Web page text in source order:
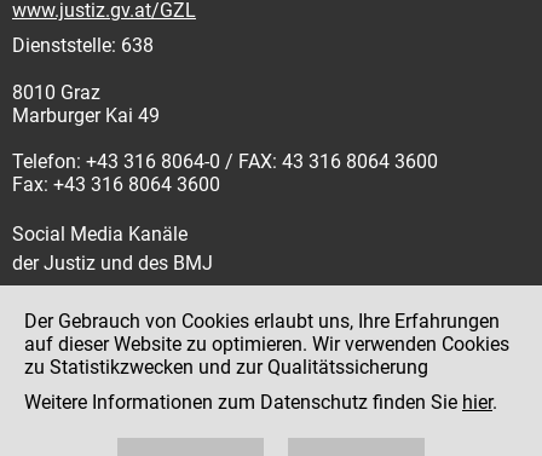
www.justiz.gv.at/GZL
Dienststelle: 638
8010 Graz
Marburger Kai 49
Telefon: +43 316 8064-0 / FAX: 43 316 8064 3600
Fax: +43 316 8064 3600
Social Media Kanäle
der Justiz und des BMJ
Impressum
Datenschutz
Der Gebrauch von Cookies erlaubt uns, Ihre Erfahrungen
auf dieser Website zu optimieren. Wir verwenden Cookies
zu Statistikzwecken und zur Qualitätssicherung
Weitere Informationen zum Datenschutz finden Sie hier.